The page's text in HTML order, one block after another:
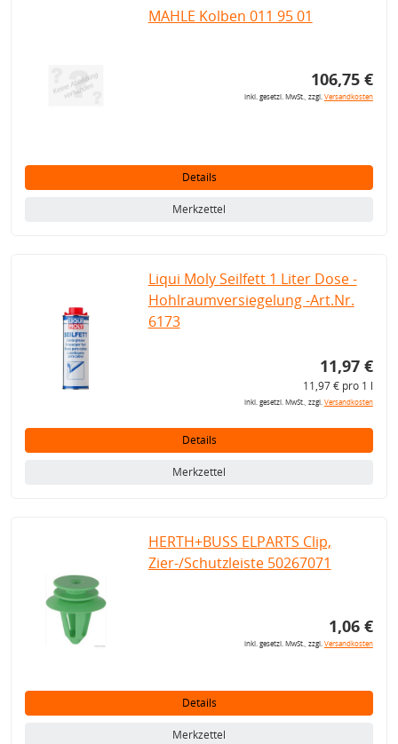
MAHLE Kolben 011 95 01
106,75 €
inkl. gesetzl. MwSt., zzgl.Versandkosten
Details
Merkzettel
Liqui Moly Seilfett 1 Liter Dose -
Hohlraumversiegelung -Art.Nr.
6173
11,97 €
11,97 € pro 1 l
inkl. gesetzl. MwSt., zzgl.Versandkosten
Details
Merkzettel
HERTH+BUSS ELPARTS Clip,
Zier-/Schutzleiste 50267071
1,06 €
inkl. gesetzl. MwSt., zzgl.Versandkosten
Details
Merkzettel